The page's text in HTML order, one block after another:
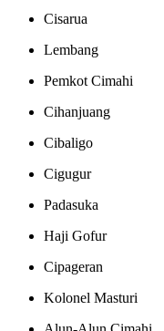
Cisarua
Lembang
Pemkot Cimahi
Cihanjuang
Cibaligo
Cigugur
Padasuka
Haji Gofur
Cipageran
Kolonel Masturi